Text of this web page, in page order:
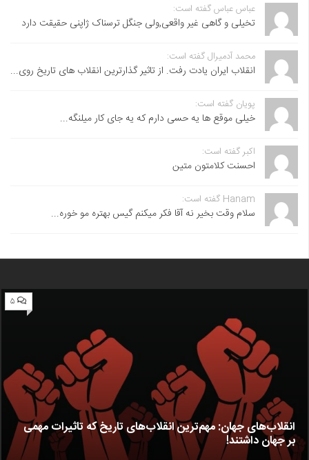
عباس عباس گفته است:
تخیلی و گاهی غیر واقعی,ولی جنگل ترسناک ژاپنی حقیقت دارد
محمد آدمیرال گفته است:
انقلاب ایران یادت رفت. از تاثیر گذارترین انقلاب های تاریخ روی...
پویان گفته است:
خیلی موقع ها یه حسی دارم که یه جای کار میلنگه...
اکبر گفته است:
احسنت ‌کلامتون متین
Hanam گفته است:
سلام وقت بخیر نه آقا فکر میکنم گیس بهتره مو خوره...
۵
انقلاب‌های جهان: مهم‌ترین انقلاب‌های تاریخ که تاثیرات مهمی
بر جهان داشتند!